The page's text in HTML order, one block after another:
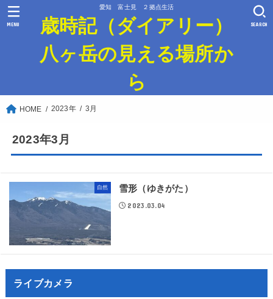
愛知 富士見 ２拠点生活
歳時記（ダイアリー）
八ヶ岳の見える場所か
ら
SEARCH
MENU
HOME 2023年 3月
2023年3月
自然 雪形（ゆきがた）
2023.03.04
ライブカメラ